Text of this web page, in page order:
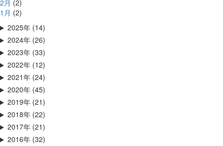
2月 (2)
1月 (2)
2025年 (14)
2024年 (26)
2023年 (33)
2022年 (12)
2021年 (24)
2020年 (45)
2019年 (21)
2018年 (22)
2017年 (21)
2016年 (32)